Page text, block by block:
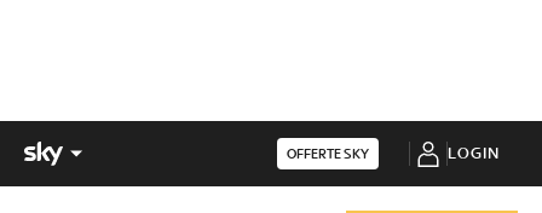
OFFERTE SKY LOGIN